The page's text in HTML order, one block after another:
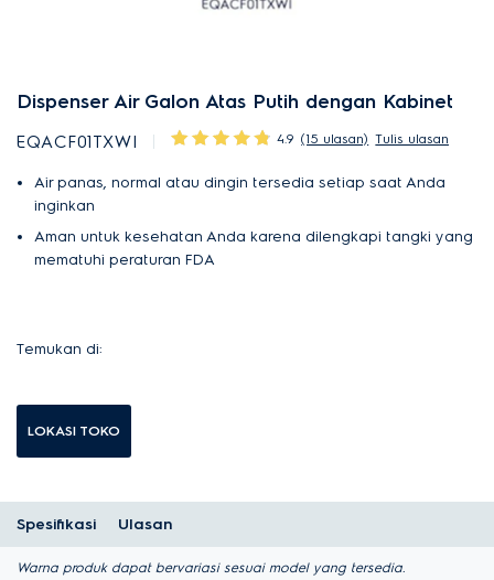
Dispenser Air Galon Atas Putih dengan Kabinet
EQACF01TXWI 4.9 (15 ulasan) Tulis ulasan
Air panas, normal atau dingin tersedia setiap saat Anda
inginkan
Aman untuk kesehatan Anda karena dilengkapi tangki yang
mematuhi peraturan FDA
Temukan di:
LOKASI TOKO
Spesifikasi Ulasan
Warna produk dapat bervariasi sesuai model yang tersedia.